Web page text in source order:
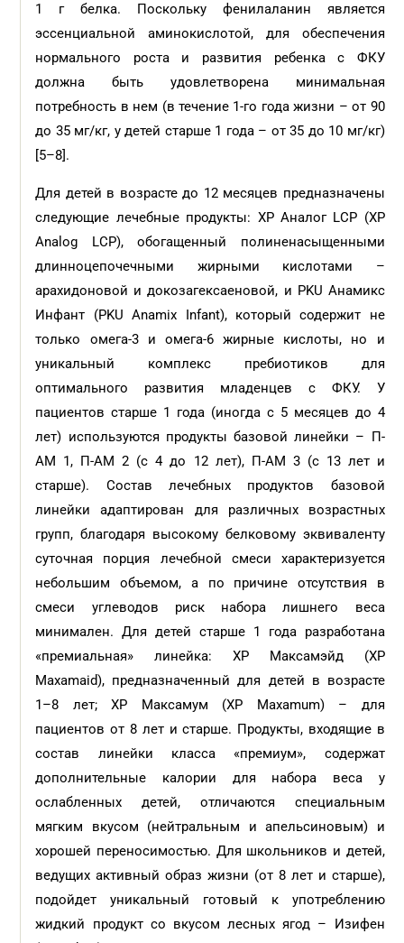
1 г белка. Поскольку фенилаланин является
эссенциальной аминокислотой, для обеспечения
нормального роста и развития ребенка с ФКУ
должна быть удовлетворена минимальная
потребность в нем (в течение 1-го года жизни – от 90
до 35 мг/кг, у детей старше 1 года – от 35 до 10 мг/кг)
[5–8].
Для детей в возрасте до 12 месяцев предназначены
следующие лечебные продукты: XP Аналог LCP (XP
Analog LCP), обогащенный полиненасыщенными
длинноцепочечными жирными кислотами –
арахидоновой и докозагексаеновой, и PKU Анамикс
Инфант (PKU Anamix Infant), который содержит не
только омега-3 и омега-6 жирные кислоты, но и
уникальный комплекс пребиотиков для
оптимального развития младенцев с ФКУ. У
пациентов старше 1 года (иногда с 5 месяцев до 4
лет) используются продукты базовой линейки – П-
АМ 1, П-АМ 2 (с 4 до 12 лет), П-АМ 3 (с 13 лет и
старше). Состав лечебных продуктов базовой
линейки адаптирован для различных возрастных
групп, благодаря высокому белковому эквиваленту
суточная порция лечебной смеси характеризуется
небольшим объемом, а по причине отсутствия в
смеси углеводов риск набора лишнего веса
минимален. Для детей старше 1 года разработана
«премиальная» линейка: XP Максамэйд (XP
Маxamaid), предназначенный для детей в возрасте
1–8 лет; ХР Максамум (XP Maxamum) – для
пациентов от 8 лет и старше. Продукты, входящие в
состав линейки класса «премиум», содержат
дополнительные калории для набора веса у
ослабленных детей, отличаются специальным
мягким вкусом (нейтральным и апельсиновым) и
хорошей переносимостью. Для школьников и детей,
ведущих активный образ жизни (от 8 лет и старше),
подойдет уникальный готовый к употреблению
жидкий продукт со вкусом лесных ягод – Изифен